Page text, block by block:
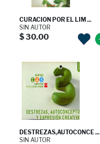
CURACION POR EL LIM ...
SIN AUTOR
$ 30.00
DESTREZAS,AUTOCONCE ...
SIN AUTOR